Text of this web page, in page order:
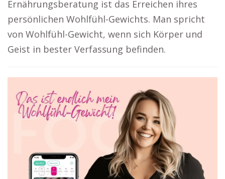
Ernährungsberatung ist das Erreichen ihres
persönlichen Wohlfühl-Gewichts. Man spricht
von Wohlfühl-Gewicht, wenn sich Körper und
Geist in bester Verfassung befinden.